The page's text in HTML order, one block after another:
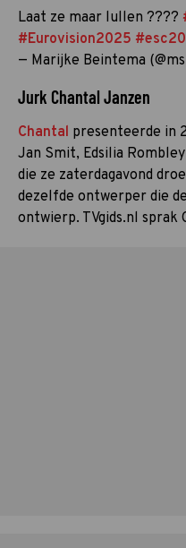
Laat ze maar lullen ????
#Eurovision2025
— Marijke Beintema
Jurk Chantal Janzen
Chantal presenteerde in
Jan Smit, Edsilia
die ze zaterdagavond
dezelfde ontwerper die
ontwierp. TVgids.nl